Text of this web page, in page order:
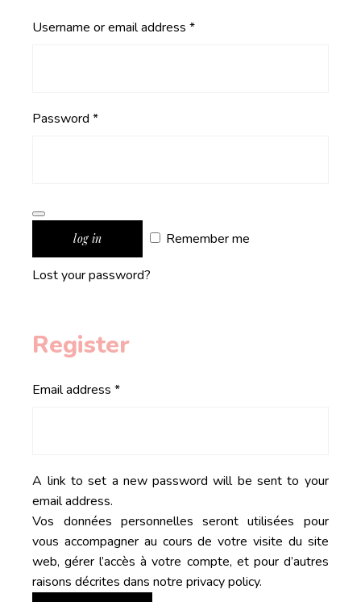
Username or email address*Required
Password*Required
Remember me
log in
Lost your password?
Register
Email address*Required
A link to set a new password will be sent to your
email address.
Vos données personnelles seront utilisées pour
vous accompagner au cours de votre visite du site
web, gérer l’accès à votre compte, et pour d’autres
raisons décrites dans notreprivacy policy.